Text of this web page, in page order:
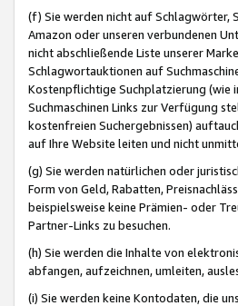
(f) Sie werden nicht auf Schlagwörter,
Amazon oder unseren verbundenen
nicht abschließende Liste unserer
Schlagwortauktionen auf
Kostenpflichtige Suchplatzierung (wie
Suchmaschinen Links zur Verfügung
kostenfreien Suchergebnissen)
auf Ihre Website leiten und nicht
(g) Sie werden natürlichen oder
Form von Geld, Rabatten,
beispielsweise keine Prämien- oder
Partner-Links zu besuchen.
(h) Sie werden die Inhalte von
abfangen, aufzeichnen, umleiten,
(i) Sie werden keine Kontodaten, die